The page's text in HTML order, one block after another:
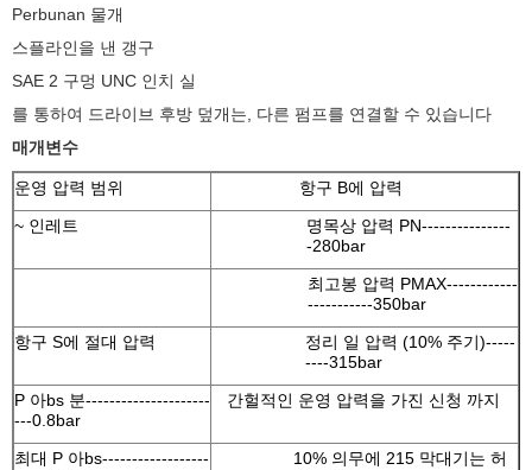
Perbunan 물개
스플라인을 낸 갱구
SAE 2 구멍 UNC 인치 실
를 통하여 드라이브 후방 덮개는, 다른 펌프를 연결할 수 있습니다
매개변수
운영 압력 범위
항구 B에 압력
~ 인레트
명목상 압력 PN---------------
-280bar
최고봉 압력 PMAX------------
-----------350bar
항구 S에 절대 압력
정리 일 압력 (10% 주기)-----
----315bar
P 아bs 분---------------------
---0.8bar
간헐적인 운영 압력을 가진 신청 까지
최대 P 아bs------------------
10% 의무에 215 막대기는 허